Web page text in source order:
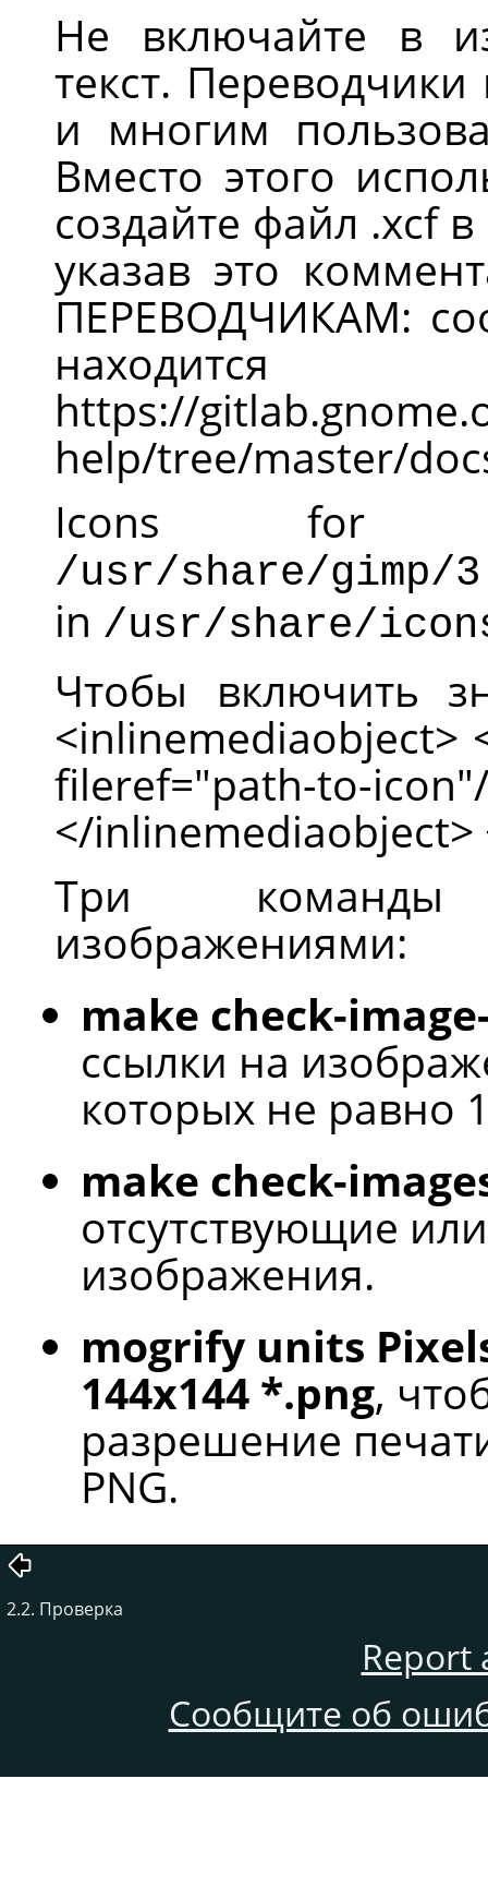
Не включайте в
текст. Переводчики
и многим
Вместо этого
создайте файл .xcf
указав это
ПЕРЕВОДЧИКАМ:
https://
help/tree/master/
Icons for
/usr/share/gimp/
in /usr/share/
Чтобы включить
<inlinemediaobject>
fileref="path-to-
</inlinemediaobject>
Три команды
изображениями:
make check-
ссылки на
которых не равно
make check-
отсутствующие
изображения.
mogrify units
144x144 *.png,
разрешение
PNG.
2.2. Проверка
Report
Сообщите об